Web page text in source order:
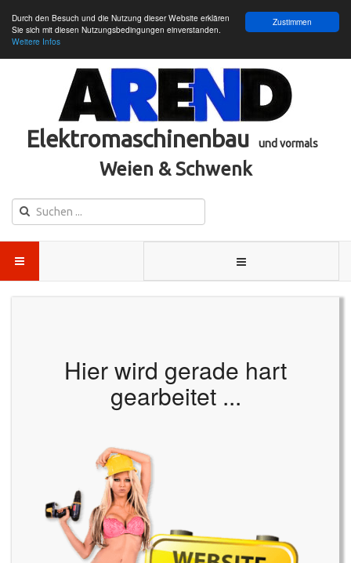
Zustimmen
Durch den Besuch und die Nutzung dieser Website erklären
Sie sich mit diesen Nutzungsbedingungen einverstanden.
Weitere Infos
Elektromaschinenbau und vormals
Weien & Schwenk
Hier wird gerade hart
gearbeitet ...